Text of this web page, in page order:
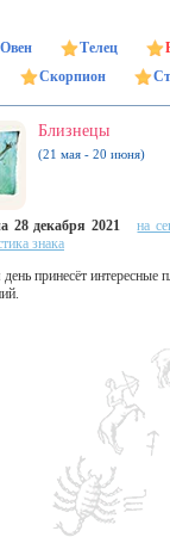
Овен Телец
Скорпион
Близнецы
(21 мая - 20 июня)
28 декабря 2021
на
знака
принесёт интересные